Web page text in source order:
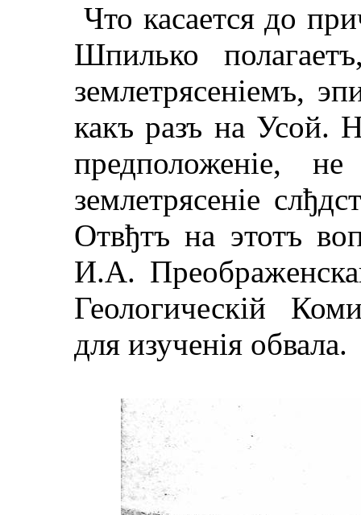
Что касается до
Шпилько
землетрясенiемъ,
какъ разъ на Усой.
предположенiе,
землетрясенiе
Отвђтъ на этотъ
И.А.
Геологическiй
для изученiя обвала.